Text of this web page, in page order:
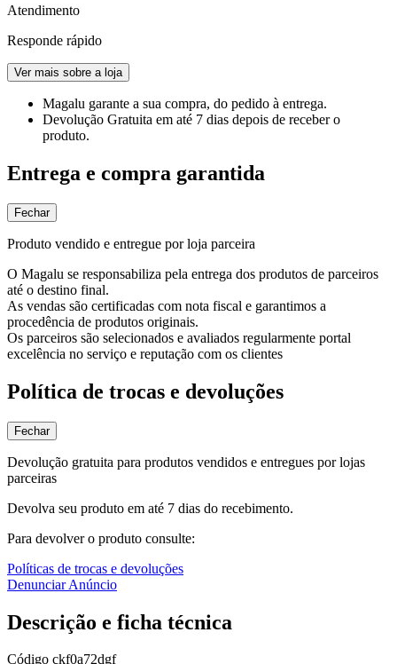
Atendimento
Responde rápido
Ver mais sobre a loja
Magalu garante a sua compra, do pedido à entrega.
Devolução Gratuita em até 7 dias depois de receber o
produto.
Entrega e compra garantida
Fechar
Produto vendido e entregue por loja parceira
O Magalu se responsabiliza pela entrega dos produtos de parceiros
até o destino final.
As vendas são certificadas com nota fiscal e garantimos a
procedência de produtos originais.
Os parceiros são selecionados e avaliados regularmente portal
excelência no serviço e reputação com os clientes
Política de trocas e devoluções
Fechar
Devolução gratuita para produtos vendidos e entregues por lojas
parceiras
Devolva seu produto em até 7 dias do recebimento.
Para devolver o produto consulte:
Políticas de trocas e devoluções
Denunciar Anúncio
Descrição e ficha técnica
Código ckf0a72dgf